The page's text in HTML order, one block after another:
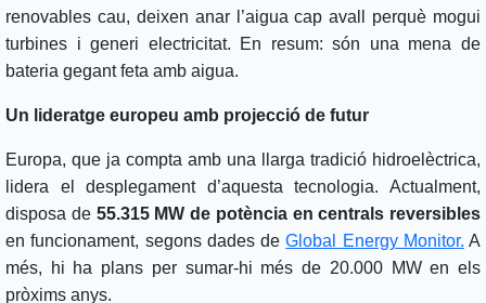
renovables cau, deixen anar l’aigua cap avall perquè mogui
turbines i generi electricitat. En resum: són una mena de
bateria gegant feta amb aigua.
Un lideratge europeu amb projecció de futur
Europa, que ja compta amb una llarga tradició hidroelèctrica,
lidera el desplegament d’aquesta tecnologia. Actualment,
disposa de 55.315 MW de potència en centrals reversibles
en funcionament, segons dades deGlobal Energy Monitor. A
més, hi ha plans per sumar-hi més de 20.000 MW en els
pròxims anys.